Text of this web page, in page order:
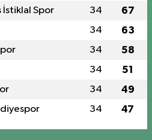
İstiklal Spor 34 67
34 63
34 58
34 51
34 49
34 47